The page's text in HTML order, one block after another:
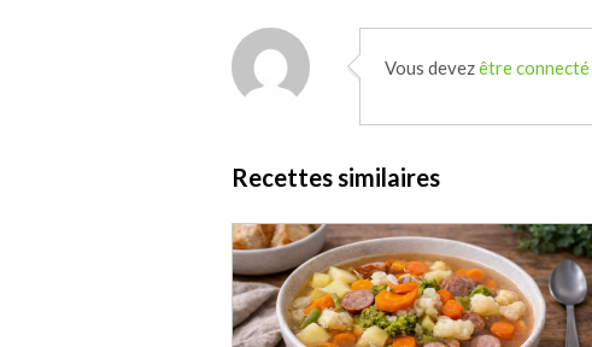
Vous devezêtre connecté
Recettes similaires